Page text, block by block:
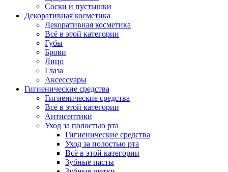
Соски и пустышки
Декоративная косметика
Декоративная косметика
Всё в этой категории
Губы
Брови
Лицо
Глаза
Аксессуары
Гигиенические средства
Гигиенические средства
Всё в этой категории
Антисептики
Уход за полостью рта
Гигиенические средства
Уход за полостью рта
Всё в этой категории
Зубные пасты